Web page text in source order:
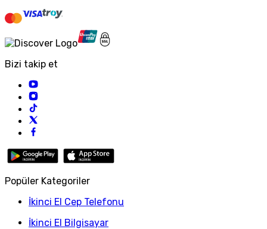
Bizi takip et
Popüler Kategoriler
İkinci El Cep Telefonu
İkinci El Bilgisayar